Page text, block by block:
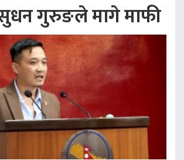
सुधन गुरुङले मागे माफी